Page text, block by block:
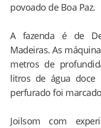
povoado de Boa Paz.
A fazenda é de
Madeiras. As
metros de
litros de água
perfurado foi
Joilsom com